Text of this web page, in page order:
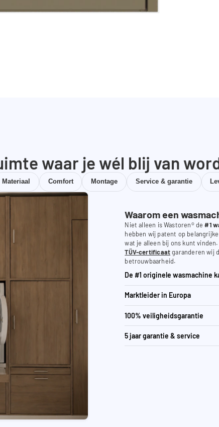
waar je wél blij van
Materiaal Comfort Montage Service & garantie
Waarom een
Niet alleen is Wastoren® de#1
hebben wij patent op
wat je alleen bij ons kunt
TÜV-certificaatgaranderen wij
betrouwbaarheid.
De #1 originele wasmachine
Marktleider in Europa
100% veiligheidsgarantie
5 jaar garantie & service